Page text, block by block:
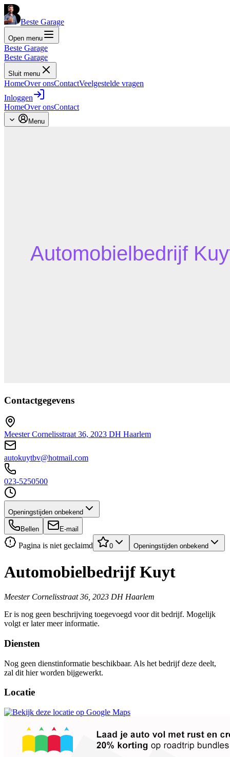
Beste Garage
Open menu
Beste Garage
Beste Garage
Sluit menu
HomeOver onsContactVeelgestelde vragen
Inloggen
HomeOver onsContact
Menu
Contactgegevens
Meester Cornelisstraat 36, 2023 DH Haarlem
autokuytbv@hotmail.com
023-5250500
Openingstijden onbekend
Bellen E-mail
Pagina is niet geclaimd 0 Openingstijden onbekend
Automobielbedrijf Kuyt
Meester Cornelisstraat 36, 2023 DH Haarlem
Er is nog geen beschrijving toegevoegd voor dit bedrijf. Mogelijk
volgt er later meer informatie.
Diensten
Nog geen dienstinformatie beschikbaar. Als het bedrijf deze deelt,
zal dit hier worden bijgewerkt.
Locatie